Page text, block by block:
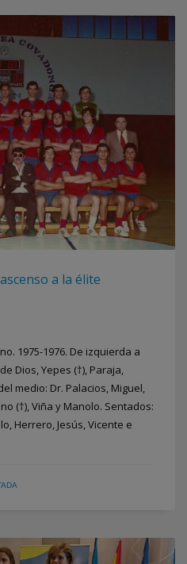
a la élite
1975-1976. De izquierda a
Dios, Yepes (†), Paraja,
medio: Dr. Palacios, Miguel,
(†), Viña y Manolo. Sentados:
Herrero, Jesús, Vicente e